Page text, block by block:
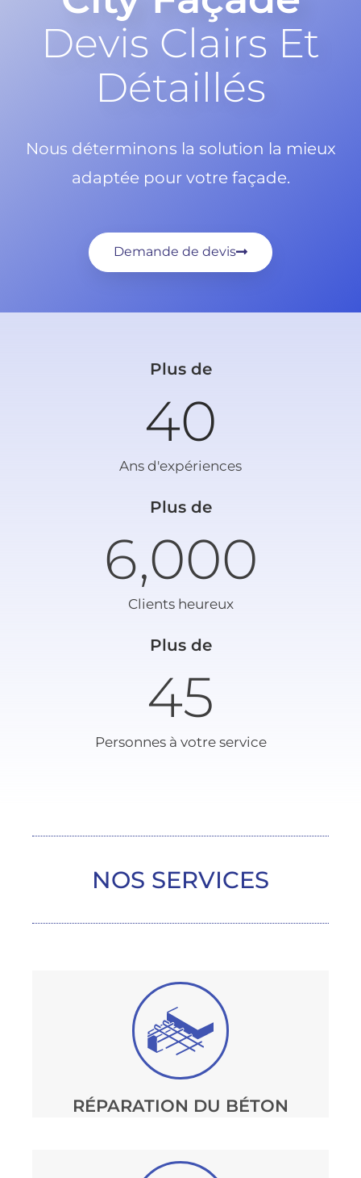
Devis Clairs Et
Détaillés
Nous déterminons la solution la mieux
adaptée pour votre façade.
Demande de devis
Plus de
Ans d'expériences
40
Plus de
Clients heureux
6,000
Plus de
Personnes à votre service
45
NOS SERVICES
RÉPARATION DU BÉTON